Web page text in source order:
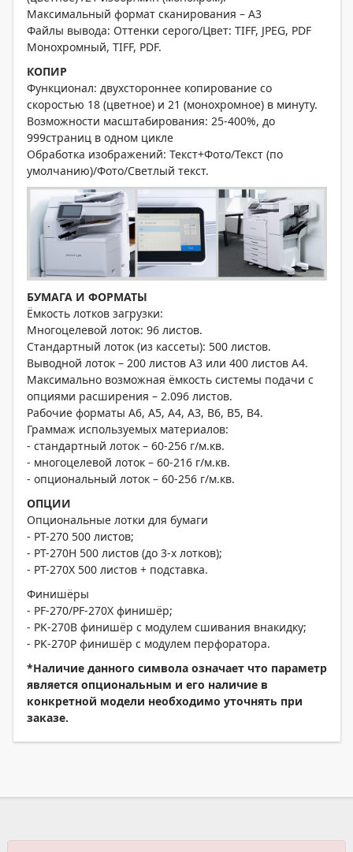
Максимальный формат сканирования – А3
Файлы вывода: Оттенки серого/Цвет: TIFF, JPEG, PDF
Монохромный, TIFF, PDF.
КОПИР
Функционал: двухстороннее копирование со
скоростью 18 (цветное) и 21 (монохромное) в минуту.
Возможности масштабирования: 25-400%, до
999страниц в одном цикле
Обработка изображений: Текст+Фото/Текст (по
умолчанию)/Фото/Светлый текст.
БУМАГА И ФОРМАТЫ
Ёмкость лотков загрузки:
Многоцелевой лоток: 96 листов.
Стандартный лоток (из кассеты): 500 листов.
Выводной лоток – 200 листов А3 или 400 листов А4.
Максимально возможная ёмкость системы подачи с
опциями расширения – 2.096 листов.
Рабочие форматы A6, A5, A4, A3, B6, B5, B4.
Граммаж используемых материалов:
- стандартный лоток – 60-256 г/м.кв.
- многоцелевой лоток – 60-216 г/м.кв.
- опциональный лоток – 60-256 г/м.кв.
ОПЦИИ
Опциональные лотки для бумаги
- PT-270 500 листов;
- PT-270H 500 листов (до 3-х лотков);
- PT-270X 500 листов + подставка.
Финишёры
- PF-270/PF-270X финишёр;
- PK-270B финишёр с модулем сшивания внакидку;
- PK-270P финишёр с модулем перфоратора.
*Наличие данного символа означает что параметр
является опциональным и его наличие в
конкретной модели необходимо уточнять при
заказе.